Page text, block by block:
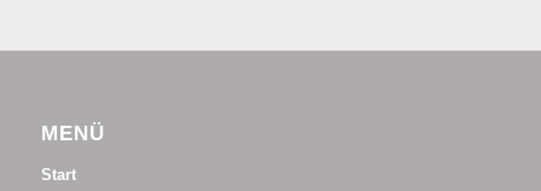
MENÜ
Start